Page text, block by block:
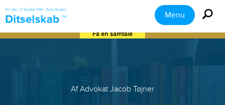
Menu
Af Advokat Jacob Tøjner
Få en samtale